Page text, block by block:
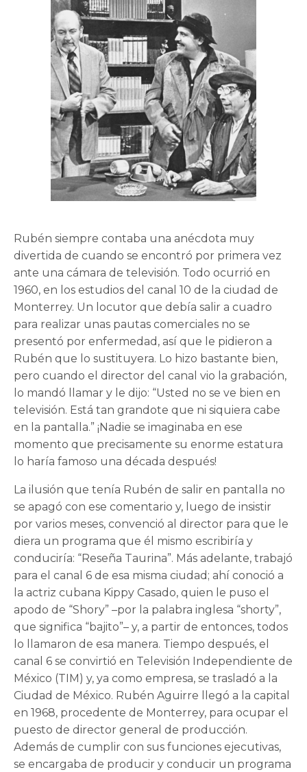
Rubén siempre contaba una anécdota muy
divertida de cuando se encontró por primera vez
ante una cámara de televisión. Todo ocurrió en
1960, en los estudios del canal 10 de la ciudad de
Monterrey. Un locutor que debía salir a cuadro
para realizar unas pautas comerciales no se
presentó por enfermedad, así que le pidieron a
Rubén que lo sustituyera. Lo hizo bastante bien,
pero cuando el director del canal vio la grabación,
lo mandó llamar y le dijo: “Usted no se ve bien en
televisión. Está tan grandote que ni siquiera cabe
en la pantalla.” ¡Nadie se imaginaba en ese
momento que precisamente su enorme estatura
lo haría famoso una década después!
La ilusión que tenía Rubén de salir en pantalla no
se apagó con ese comentario y, luego de insistir
por varios meses, convenció al director para que le
diera un programa que él mismo escribiría y
conduciría: “Reseña Taurina”. Más adelante, trabajó
para el canal 6 de esa misma ciudad; ahí conoció a
la actriz cubana Kippy Casado, quien le puso el
apodo de “Shory” –por la palabra inglesa “shorty”,
que significa “bajito”– y, a partir de entonces, todos
lo llamaron de esa manera. Tiempo después, el
canal 6 se convirtió en Televisión Independiente de
México (TIM) y, ya como empresa, se trasladó a la
Ciudad de México. Rubén Aguirre llegó a la capital
en 1968, procedente de Monterrey, para ocupar el
puesto de director general de producción.
Además de cumplir con sus funciones ejecutivas,
se encargaba de producir y conducir un programa